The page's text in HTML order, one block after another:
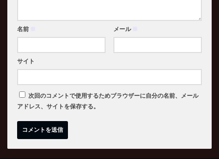
名前 ※ メール ※
サイト
次回のコメントで使用するためブラウザーに自分の名前、メール
アドレス、サイトを保存する。